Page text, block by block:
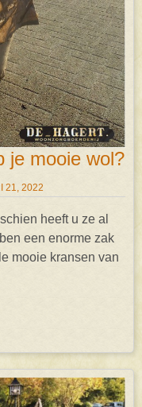
je mooie wol?
21, 2022
heeft u ze al
een enorme zak
mooie kransen van